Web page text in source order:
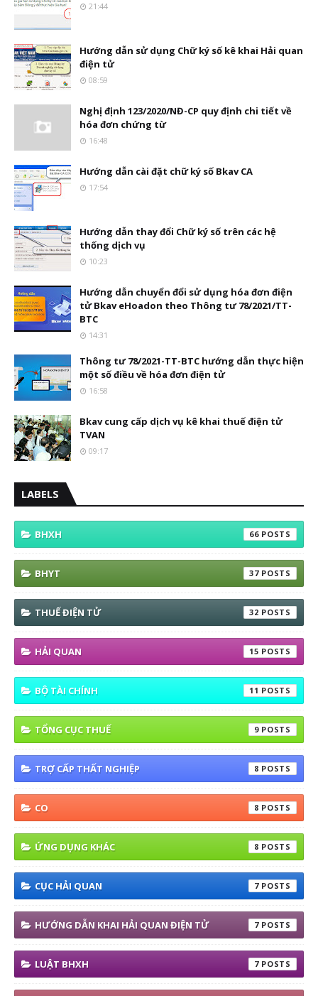
21:44
Hướng dẫn sử dụng Chữ ký số kê khai Hải quan
điện tử
08:59
Nghị định 123/2020/NĐ-CP quy định chi tiết về
hóa đơn chứng từ
16:48
Hướng dẫn cài đặt chữ ký số Bkav CA
17:54
Hướng dẫn thay đổi Chữ ký số trên các hệ
thống dịch vụ
10:23
Hướng dẫn chuyển đổi sử dụng hóa đơn điện
tử Bkav eHoadon theo Thông tư 78/2021/TT-
BTC
14:31
Thông tư 78/2021-TT-BTC hướng dẫn thực hiện
một số điều về hóa đơn điện tử
16:58
Bkav cung cấp dịch vụ kê khai thuế điện tử
TVAN
09:17
LABELS
BHXH 66
BHYT 37
THUẾ ĐIỆN TỬ 32
HẢI QUAN 15
BỘ TÀI CHÍNH 11
TỔNG CỤC THUẾ 9
TRỢ CẤP THẤT NGHIỆP 8
CO 8
ỨNG DỤNG KHÁC 8
CỤC HẢI QUAN 7
HƯỚNG DẪN KHAI HẢI QUAN ĐIỆN TỬ 7
LUẬT BHXH 7